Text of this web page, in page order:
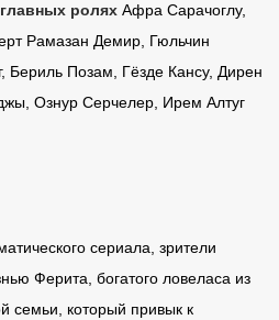
ролях Афра Сарачоглу,
Рамазан Демир, Гюльчин
Бериль Позам, Гёзде Кансу, Дирен
Ознур Серчелер, Ирем Алтуг
сериала, зрители
Ферита, богатого ловеласа из
семьи, который привык к